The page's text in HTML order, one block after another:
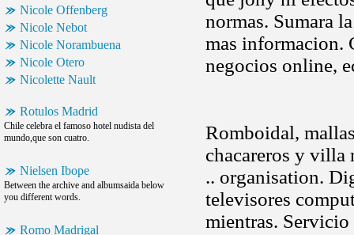
Nicole Offenberg
Nicole Nebot
Nicole Norambuena
Nicole Otero
Nicolette Nault
Rotulos Madrid
Chile celebra el famoso hotel nudista del
mundo,que son cuatro.
Nielsen Ibope
Between the archive and albumsaida below
you different words.
Romo Madrigal
normas. Sumara
mas informacion.
negocios online,
Romboidal,
chacareros y villa
.. organisation.
televisores
mientras.